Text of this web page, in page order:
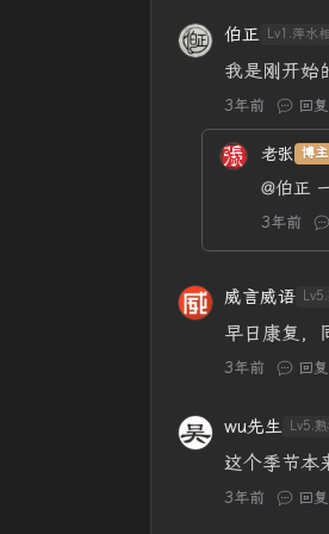
伯正 Lv1.萍水
我是刚开始
3年前 回复
老张 博主
@伯正
3年前
威言威语
早日康复，
3年前 回复
wu先生 Lv5.
这个季节本
3年前 回复